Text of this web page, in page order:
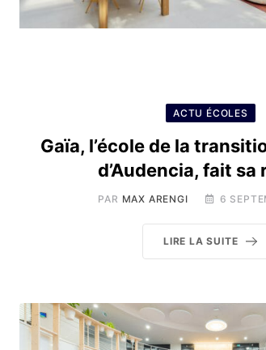
ACTU ÉCOLES
Gaïa, l’école de la
d’Audencia, fait sa
PAR MAX ARENGI 6
LIRE LA SUITE